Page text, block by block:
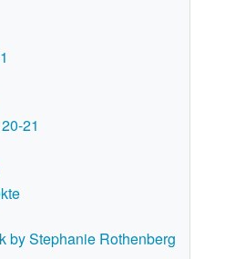
21
by Stephanie Rothenberg